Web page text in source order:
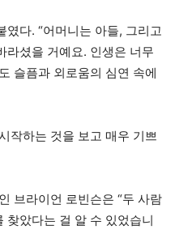
다. “어머니는 아들, 그리고
라셨을 거예요. 인생은 너무
슬픔과 외로움의 심연 속에
작하는 것을 보고 매우 기쁘
브라이언 로빈슨은 “두 사람
찾았다는 걸 알 수 있었습니